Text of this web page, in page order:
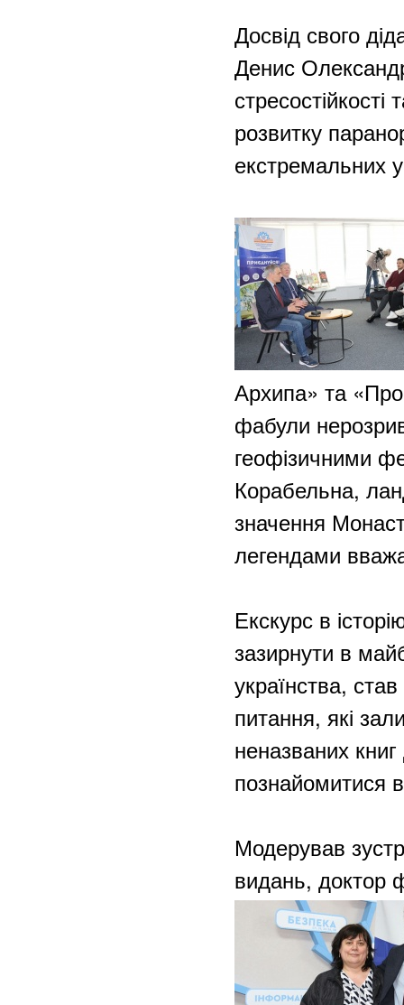
Досвід свого
Денис
стресостійкості
розвитку
екстремальних
Архипа» та
фабули
геофізичними
Корабельна,
значення
легендами
Екскурс в
зазирнути в
українства,
питання, які
неназваних
познайомитися в
Модерував
видань, доктор